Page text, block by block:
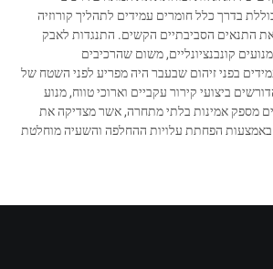
בדרך כלל חומרים עמידים לתהליך קורוזיה
את התנאים הסביבתיים הקשים. התנגדות לאבק
קונבנציונליים, משום שהרכיבים
בפני זיהום שבעבר היה מפריע לפני השטח של
ביצועי קירור עקביים וארוכי טווח, מנוע
מספק אמינות בלתי מתחרה, אשר מצדיקה את
הפחתת עלויות ההחלפה והשעיה מוחלטת